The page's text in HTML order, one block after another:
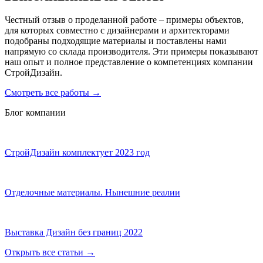
Честный отзыв о проделанной работе – примеры объектов,
для которых совместно с дизайнерами и архитекторами
подобраны подходящие материалы и поставлены нами
напрямую со склада производителя. Эти примеры показывают
наш опыт и полное представление о компетенциях компании
СтройДизайн.
Смотреть все работы →
Блог компании
СтройДизайн комплектует 2023 год
Отделочные материалы. Нынешние реалии
Выставка Дизайн без границ 2022
Открыть все статьи →